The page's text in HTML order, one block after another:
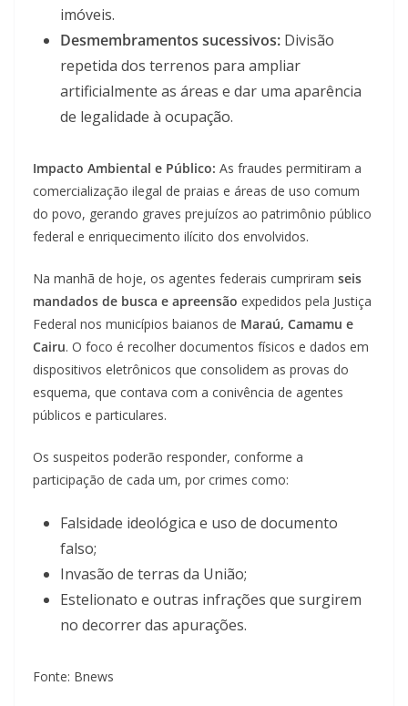
imóveis.
Desmembramentos sucessivos: Divisão
repetida dos terrenos para ampliar
artificialmente as áreas e dar uma aparência
de legalidade à ocupação.
Impacto Ambiental e Público: As fraudes permitiram a
comercialização ilegal de praias e áreas de uso comum
do povo, gerando graves prejuízos ao patrimônio público
federal e enriquecimento ilícito dos envolvidos.
Na manhã de hoje, os agentes federais cumpriram seis
mandados de busca e apreensão expedidos pela Justiça
Federal nos municípios baianos de Maraú, Camamu e
Cairu. O foco é recolher documentos físicos e dados em
dispositivos eletrônicos que consolidem as provas do
esquema, que contava com a conivência de agentes
públicos e particulares.
Os suspeitos poderão responder, conforme a
participação de cada um, por crimes como:
Falsidade ideológica e uso de documento
falso;
Invasão de terras da União;
Estelionato e outras infrações que surgirem
no decorrer das apurações.
Fonte: Bnews